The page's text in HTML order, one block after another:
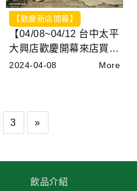
【歡慶新店開幕】
【04/08~04/12 台中太平
大興店歡慶開幕來店買一
送一】
2024-04-08 More
3 »
飲品介紹